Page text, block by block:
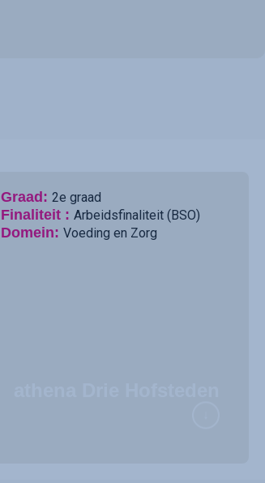
Graad: 2e graad
Finaliteit : Arbeidsfinaliteit (BSO)
Domein: Voeding en Zorg